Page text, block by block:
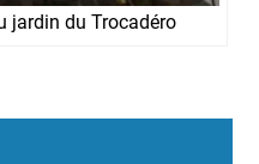
jardin du Trocadéro